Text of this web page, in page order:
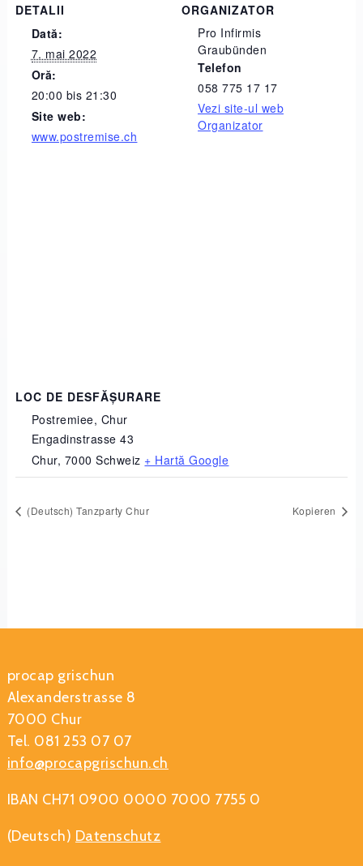
DETALII
Dată:
7. mai 2022
Oră:
20:00 bis 21:30
Site web:
www.postremise.ch
ORGANIZATOR
Pro Infirmis
Graubünden
Telefon
058 775 17 17
Vezi site-ul web
Organizator
LOC DE DESFĂȘURARE
Postremiee, Chur
Engadinstrasse 43
Chur, 7000 Schweiz + Hartă Google
(Deutsch) Tanzparty Chur Kopieren
procap grischun
Alexanderstrasse 8
7000 Chur
Tel. 081 253 07 07
info@procapgrischun.ch
IBAN CH71 0900 0000 7000 7755 0
(Deutsch) Datenschutz